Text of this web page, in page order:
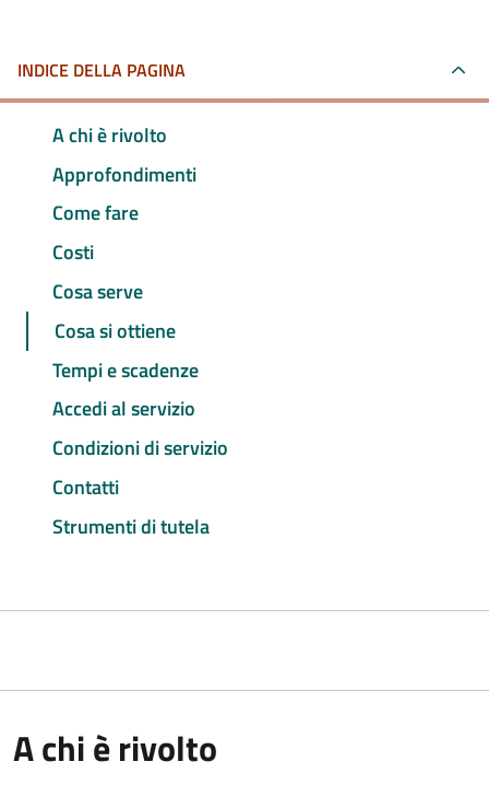
INDICE DELLA PAGINA
A chi è rivolto
Approfondimenti
Come fare
Costi
Cosa serve
Cosa si ottiene
Tempi e scadenze
Accedi al servizio
Condizioni di servizio
Contatti
Strumenti di tutela
A chi è rivolto